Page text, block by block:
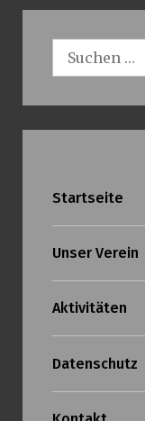
Suchen
nach:
Startseite
Unser Verein
Aktivitäten
Datenschutz